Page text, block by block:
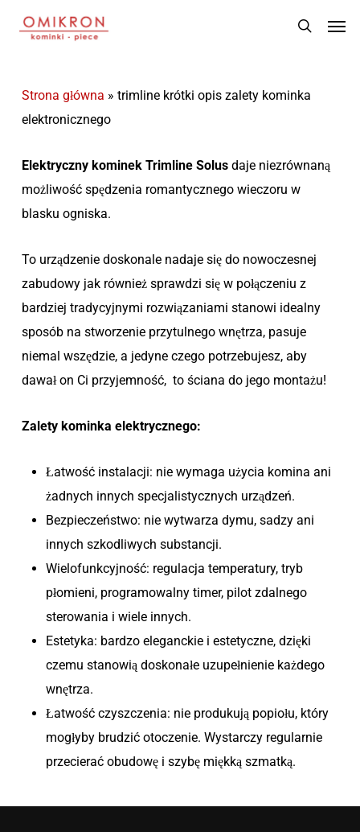
search
Strona główna » trimline krótki opis zalety kominka
elektronicznego
Elektryczny kominek Trimline Solusdaje niezrównaną
możliwość spędzenia romantycznego wieczoru w
blasku ogniska.
To urządzenie doskonale nadaje się do nowoczesnej
zabudowy jak również sprawdzi się w połączeniu z
bardziej tradycyjnymi rozwiązaniami stanowi idealny
sposób na stworzenie przytulnego wnętrza, pasuje
niemal wszędzie, a jedyne czego potrzebujesz, aby
dawał on Ci przyjemność, to ściana do jego montażu!
Zalety kominka elektrycznego:
Łatwość instalacji: nie wymaga użycia komina ani
żadnych innych specjalistycznych urządzeń.
Bezpieczeństwo: nie wytwarza dymu, sadzy ani
innych szkodliwych substancji.
Wielofunkcyjność: regulacja temperatury, tryb
płomieni, programowalny timer, pilot zdalnego
sterowania i wiele innych.
Estetyka: bardzo eleganckie i estetyczne, dzięki
czemu stanowią doskonałe uzupełnienie każdego
wnętrza.
Łatwość czyszczenia: nie produkują popiołu, który
mogłyby brudzić otoczenie. Wystarczy regularnie
przecierać obudowę i szybę miękką szmatką.